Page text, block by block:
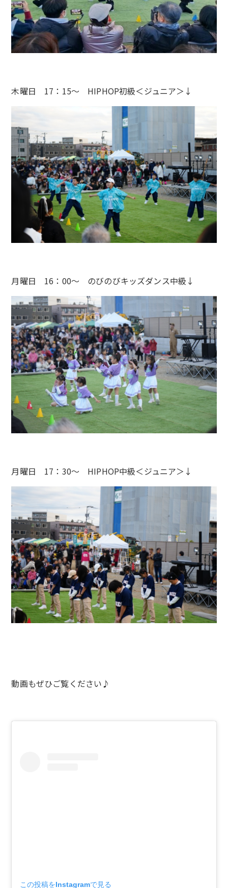
木曜日 17：15〜 HIPHOP初級＜ジュニア＞↓
月曜日 16：00〜 のびのびキッズダンス中級↓
月曜日 17：30〜 HIPHOP中級＜ジュニア＞↓
動画もぜひご覧ください♪
この投稿をInstagramで見る